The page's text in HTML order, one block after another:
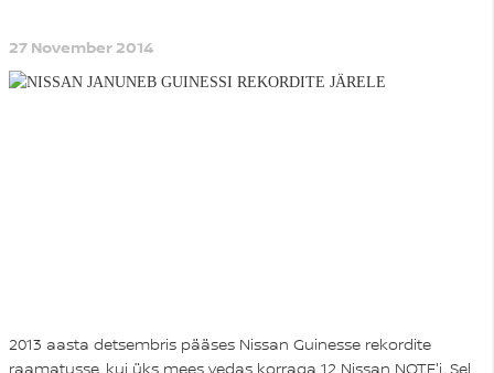
27 November 2014
2013 aasta detsembris pääses Nissan Guinesse rekordite
raamatusse, kui üks mees vedas korraga 12 Nissan NOTE'i. Sel